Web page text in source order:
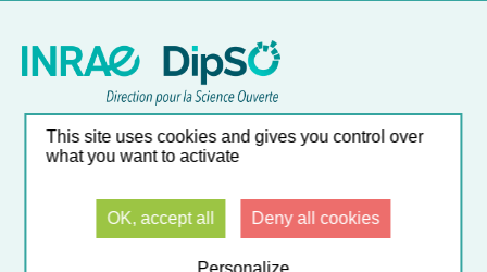
Nos autres sites
Liste et accès direct à nos outils en ligne
© INRAE 2026Mentions légalesCGU Données personnelles
Contact
This site uses cookies and gives you control over
what you want to activate
OK, accept all Deny all cookies
Personalize